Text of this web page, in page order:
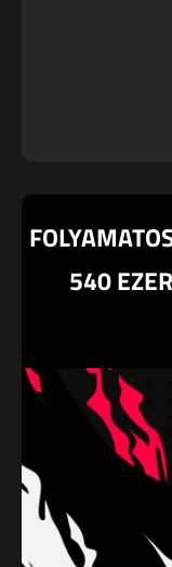
540